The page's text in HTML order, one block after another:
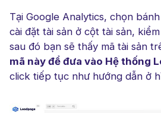
Tại Google Analytics, chọn
cài đặt tài sản ở cột tài sản,
sau đó bạn sẽ thấy mã tài sản
mã này để đưa vào Hệ thống
click tiếp tục như hướng dẫn ở